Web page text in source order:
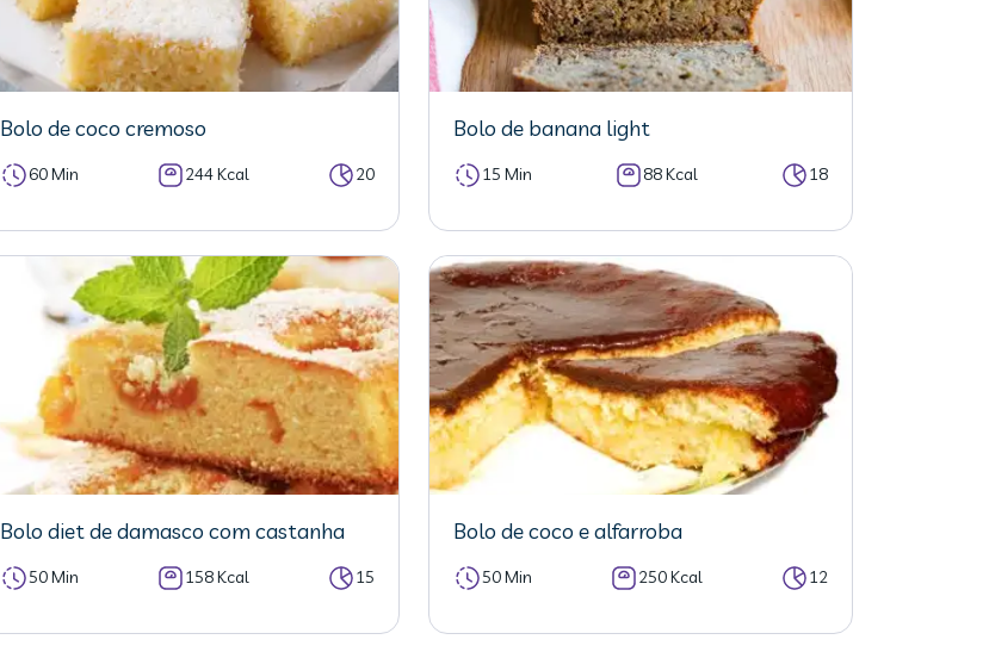
Bolo de coco cremoso
60 Min 244 Kcal 20
Bolo de banana light
15 Min 88 Kcal 18
Bolo diet de damasco com castanha
50 Min 158 Kcal 15
Bolo de coco e alfarroba
50 Min 250 Kcal 12